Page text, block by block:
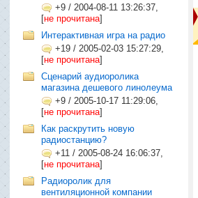
+9 / 2004-08-11 13:26:37,
[не прочитана]
Интерактивная игра на радио
+19 / 2005-02-03 15:27:29,
[не прочитана]
Сценарий аудиоролика
магазина дешевого линолеума
+9 / 2005-10-17 11:29:06,
[не прочитана]
Как раскрутить новую
радиостанцию?
+11 / 2005-08-24 16:06:37,
[не прочитана]
Радиоролик для
вентиляционной компании